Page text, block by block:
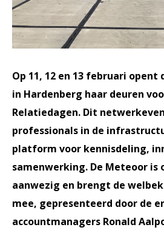
Op 11, 12 en 13 februari
in Hardenberg haar deuren
Relatiedagen. Dit
professionals in de
platform voor kennisdeling,
samenwerking. De Meteoor is
aanwezig en brengt de
mee, gepresenteerd door de
accountmanagers Ronald